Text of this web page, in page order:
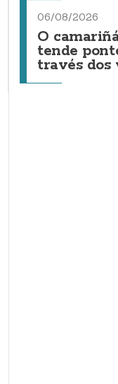
06/08/2026
O
tende
través dos